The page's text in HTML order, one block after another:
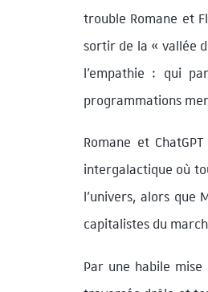
trouble Romane et
sortir de la « vallée
l’empathie : qui
programmations
Romane et
intergalactique où
l’univers, alors que
capitalistes du
Par une habile mise